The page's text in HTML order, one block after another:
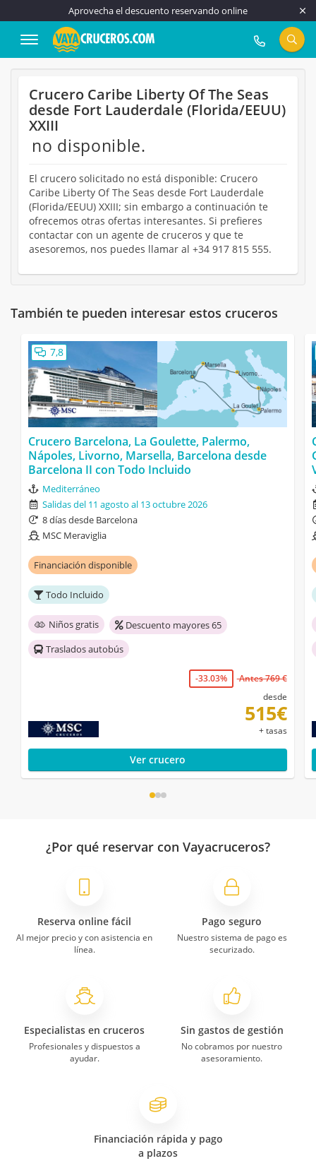
Aprovecha el descuento reservando online
917 815 555
Crucero Caribe Liberty Of The Seas
desde Fort Lauderdale (Florida/EEUU)
XXIII
no disponible.
El crucero solicitado no está disponible: Crucero
Caribe Liberty Of The Seas desde Fort Lauderdale
(Florida/EEUU) XXIII; sin embargo a continuación te
ofrecemos otras ofertas interesantes. Si prefieres
contactar con un agente de cruceros y que te
asesoremos, nos puedes llamar al +34 917 815 555.
También te pueden interesar estos cruceros
7,8
Crucero Barcelona, La Goulette, Palermo,
Nápoles, Livorno, Marsella, Barcelona desde
Barcelona II con Todo Incluido
Mediterráneo
Salidas del 11 agosto al 13 octubre 2026
8 días desde Barcelona
MSC Meraviglia
Financiación disponible
Todo Incluido
Niños gratis
Descuento mayores 65
Traslados autobús
-33.03%
Antes 769 €
desde
515€
+ tasas
Ver crucero
¿Por qué reservar con Vayacruceros?
Reserva online fácil
Al mejor precio y con asistencia en
línea.
Pago seguro
Nuestro sistema de pago es
securizado.
Especialistas en cruceros
Profesionales y dispuestos a
ayudar.
Sin gastos de gestión
No cobramos por nuestro
asesoramiento.
Financiación rápida y pago
a plazos